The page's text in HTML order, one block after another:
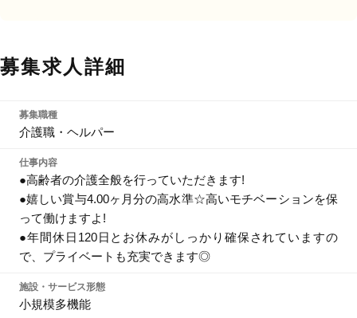
募集求人詳細
募集職種
介護職・ヘルパー
仕事内容
●高齢者の介護全般を行っていただきます!
●嬉しい賞与4.00ヶ月分の高水準☆高いモチベーションを保
って働けますよ!
●年間休日120日とお休みがしっかり確保されていますの
で、プライベートも充実できます◎
施設・サービス形態
小規模多機能